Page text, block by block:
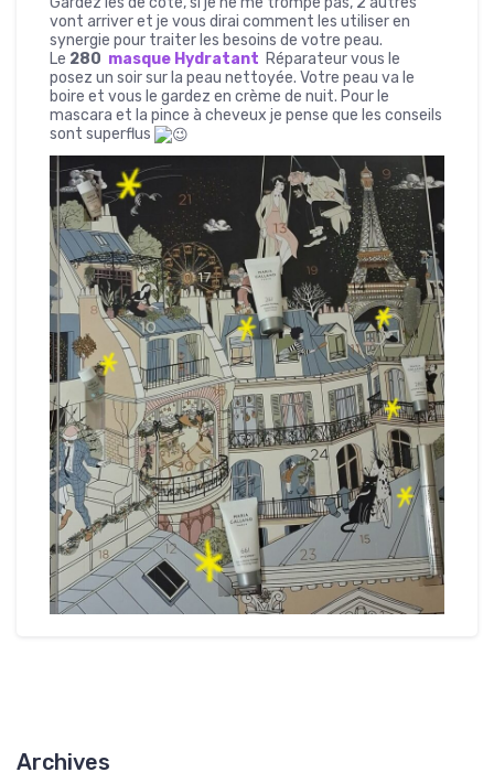
vont arriver et je vous dirai comment les utiliser en
synergie pour traiter les besoins de votre peau.
Le 280 masque Hydratant Réparateur vous le
posez un soir sur la peau nettoyée. Votre peau va le
boire et vous le gardez en crème de nuit. Pour le
mascara et la pince à cheveux je pense que les conseils
sont superflus
Archives